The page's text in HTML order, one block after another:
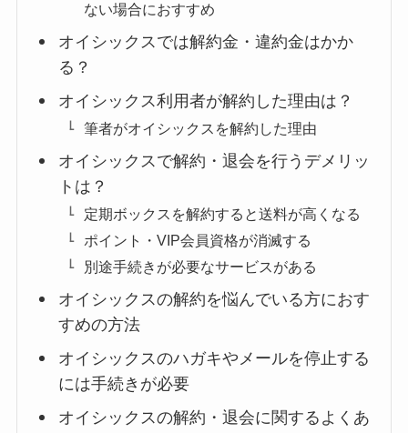
ない場合におすすめ
オイシックスでは解約金・違約金はかか
る？
オイシックス利用者が解約した理由は？
筆者がオイシックスを解約した理由
オイシックスで解約・退会を行うデメリッ
トは？
定期ボックスを解約すると送料が高くなる
ポイント・VIP会員資格が消滅する
別途手続きが必要なサービスがある
オイシックスの解約を悩んでいる方におす
すめの方法
オイシックスのハガキやメールを停止する
には手続きが必要
オイシックスの解約・退会に関するよくあ